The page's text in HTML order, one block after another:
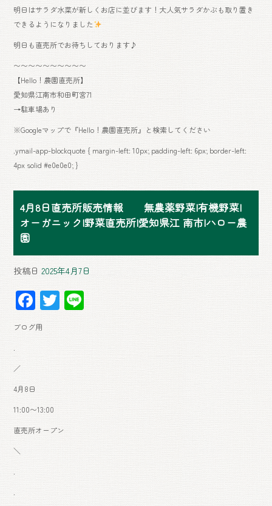
明日はサラダ水菜が新しくお店に並びます！大人気サラダかぶも取り置き
できるようになりました
明日も直売所でお待ちしております♪
〜〜〜〜〜〜〜〜〜〜
【Hello！農園直売所】
愛知県江南市和田町宮71
→駐車場あり
※Googleマップで『Hello！農園直売所』と検索してください
.ymail-app-blockquote { margin-left: 10px; padding-left: 6px; border-left:
4px solid #e0e0e0; }
4月8日直売所販売情報 無農薬野菜|有機野菜|
オーガニック|野菜直売所|愛知県江 南市|ハロー農
園
投稿日 2025年4月7日
F
ac
e
T
wi
ブログ用
／
4月8日
11:00〜13:00
直売所オープン
＼